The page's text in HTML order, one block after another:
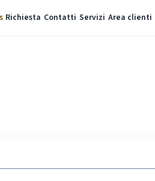
Richiesta Contatti Servizi Area clienti